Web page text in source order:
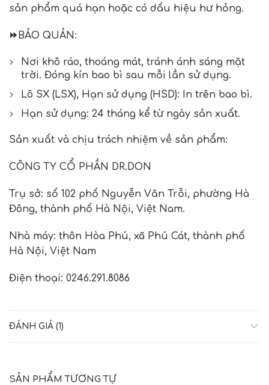
sản phẩm quá hạn hoặc có dấu hiệu hư hỏng.
⏩BẢO QUẢN:
Nơi khô ráo, thoáng mát, tránh ánh sáng mặt
trời. Đóng kín bao bì sau mỗi lần sử dụng.
Lô SX (LSX), Hạn sử dụng (HSD): In trên bao bì.
Hạn sử dụng: 24 tháng kể từ ngày sản xuất.
Sản xuất và chịu trách nhiệm về sản phẩm:
CÔNG TY CỔ PHẦN DR.DON
Trụ sở: số 102 phố Nguyễn Văn Trỗi, phường Hà
Đông, thành phố Hà Nội, Việt Nam.
Nhà máy: thôn Hòa Phú, xã Phú Cát, thành phố
Hà Nội, Việt Nam
Điện thoại: 0246.291.8086
ĐÁNH GIÁ (1)
SẢN PHẨM TƯƠNG TỰ